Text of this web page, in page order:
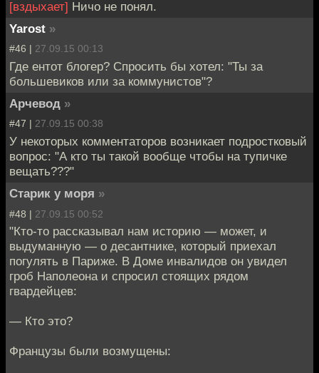
[вздыхает] Ничо не понял.
Yarost »
#46 | 27.09.15 00:13
Где ентот блогер? Спросить бы хотел: "Ты за
большевиков или за коммунистов"?
Арчевод »
#47 | 27.09.15 00:38
У некоторых комментаторов возникает подростковый
вопрос: "А кто ты такой вообще чтобы на тупичке
вещать???"
Старик у моря »
#48 | 27.09.15 00:52
"Кто-то рассказывал нам историю — может, и
выдуманную — о десантнике, который приехал
погулять в Париже. В Доме инвалидов он увидел
гроб Наполеона и спросил стоящих рядом
гвардейцев:
— Кто это?
Французы были возмущены: